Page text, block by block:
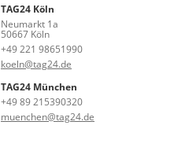
TAG24 Köln
Neumarkt 1a
50667 Köln
+49 221 98651990
koeln@tag24.de
TAG24 München
+49 89 215390320
muenchen@tag24.de